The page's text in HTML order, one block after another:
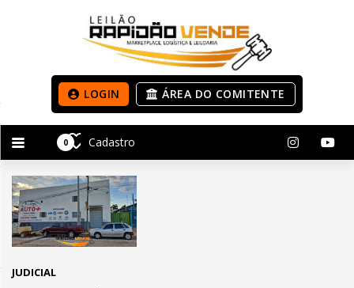
0 Cadastro
LOGIN ÁREA DO COMITENTE
JUDICIAL